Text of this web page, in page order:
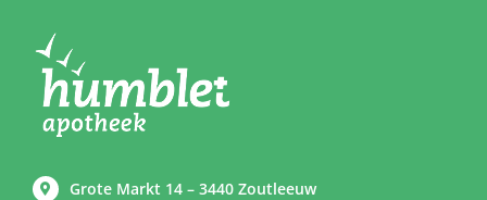
Grote Markt 14 – 3440 Zoutleeuw